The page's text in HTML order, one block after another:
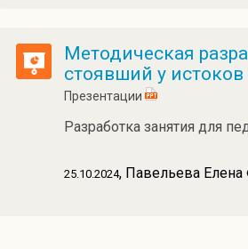
Методическая
стоявший у
Презентации
Разработка занятия для
25.10.2024, Павельева